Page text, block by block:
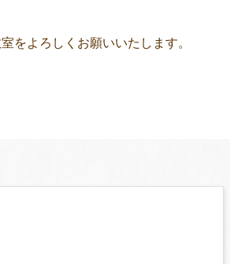
をよろしくお願いいたします。